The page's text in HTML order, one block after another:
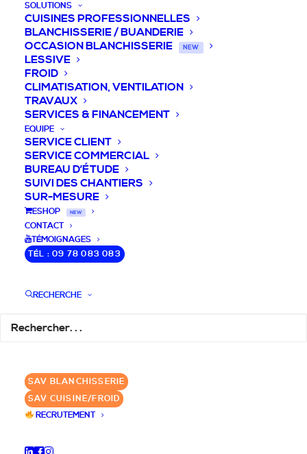
SOLUTIONS
CUISINES PROFESSIONNELLES
BLANCHISSERIE / BUANDERIE
OCCASION BLANCHISSERIE
NEW
LESSIVE
FROID
CLIMATISATION, VENTILATION
TRAVAUX
SERVICES & FINANCEMENT
EQUIPE
SERVICE CLIENT
SERVICE COMMERCIAL
BUREAU D’ÉTUDE
SUIVI DES CHANTIERS
SUR-MESURE
ESHOP NEW
CONTACT
TÉMOIGNAGES
TÉL : 09 78 083 083
RECHERCHE
SAV BLANCHISSERIE
SAV CUISINE/FROID
RECRUTEMENT
DEVIS / CONSEILS /
QUESTIONS
votre projet de blanchisserie intégrée!
✆ 09 78 083 083